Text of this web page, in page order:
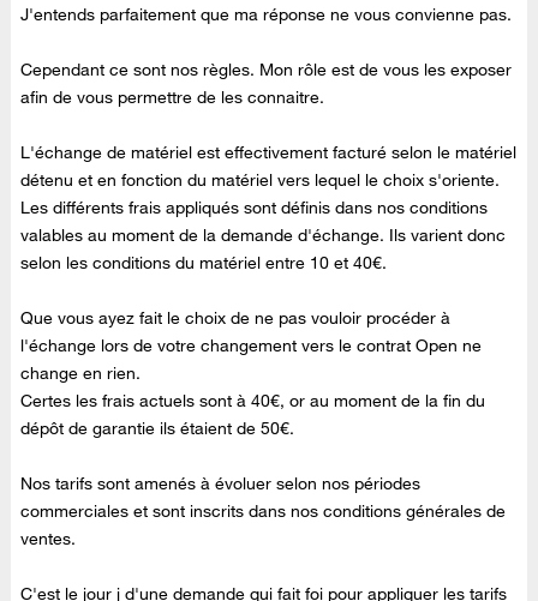
J'entends parfaitement que ma réponse ne vous convienne pas.
Cependant ce sont nos règles. Mon rôle est de vous les exposer
afin de vous permettre de les connaitre.
L'échange de matériel est effectivement facturé selon le matériel
détenu et en fonction du matériel vers lequel le choix s'oriente.
Les différents frais appliqués sont définis dans nos conditions
valables au moment de la demande d'échange. Ils varient donc
selon les conditions du matériel entre 10 et 40€.
Que vous ayez fait le choix de ne pas vouloir procéder à
l'échange lors de votre changement vers le contrat Open ne
change en rien.
Certes les frais actuels sont à 40€, or au moment de la fin du
dépôt de garantie ils étaient de 50€.
Nos tarifs sont amenés à évoluer selon nos périodes
commerciales et sont inscrits dans nos conditions générales de
ventes.
C'est le jour j d'une demande qui fait foi pour appliquer les tarifs